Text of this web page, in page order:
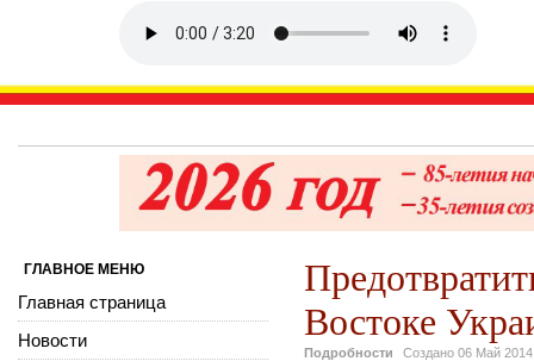
Востоке
Подробности Создано 06 Май 2014
ГЛАВНОЕ МЕНЮ
Главная страница
Новости